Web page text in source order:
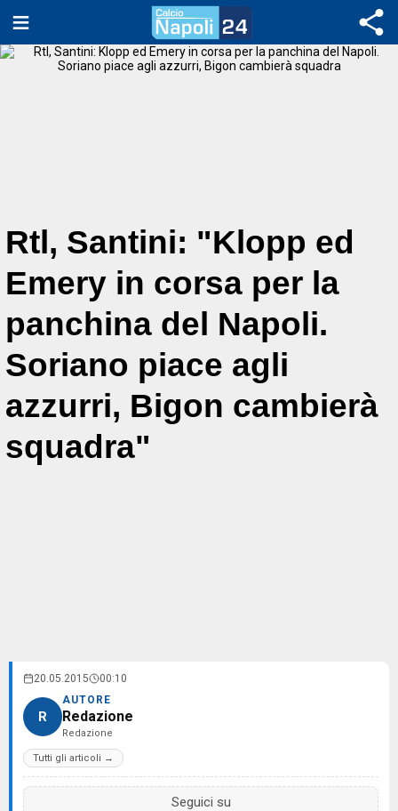
Rtl, Santini: "Klopp ed
Emery in corsa per la
panchina del Napoli.
Soriano piace agli
azzurri, Bigon cambierà
squadra"
20.05.2015 00:10
R
AUTORE
Redazione
Redazione
Tutti gli articoli →
Seguici su